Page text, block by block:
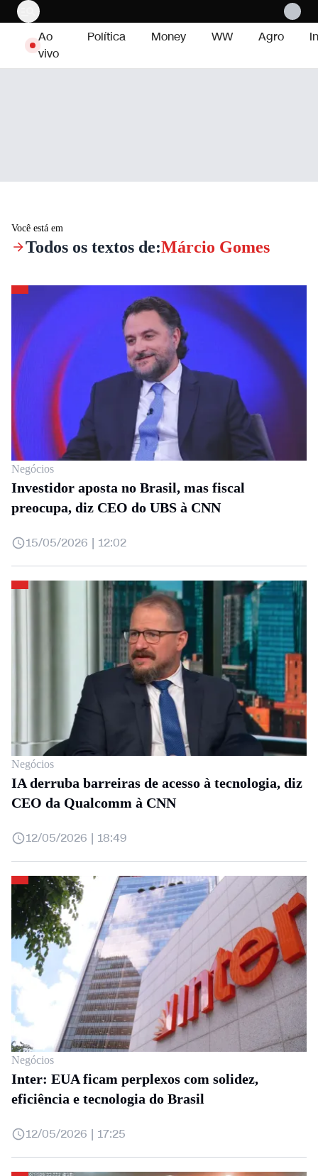
Pular para o conteúdo
Ao
vivo
Política Money WW Agro
Você está em
Todos os textos de:Márcio Gomes
Negócios
Investidor aposta no Brasil, mas fiscal
preocupa, diz CEO do UBS à CNN
15/05/2026 | 12:02
Negócios
IA derruba barreiras de acesso à tecnologia, diz
CEO da Qualcomm à CNN
12/05/2026 | 18:49
Negócios
Inter: EUA ficam perplexos com solidez,
eficiência e tecnologia do Brasil
12/05/2026 | 17:25